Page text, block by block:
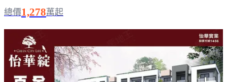
總價1,278萬起